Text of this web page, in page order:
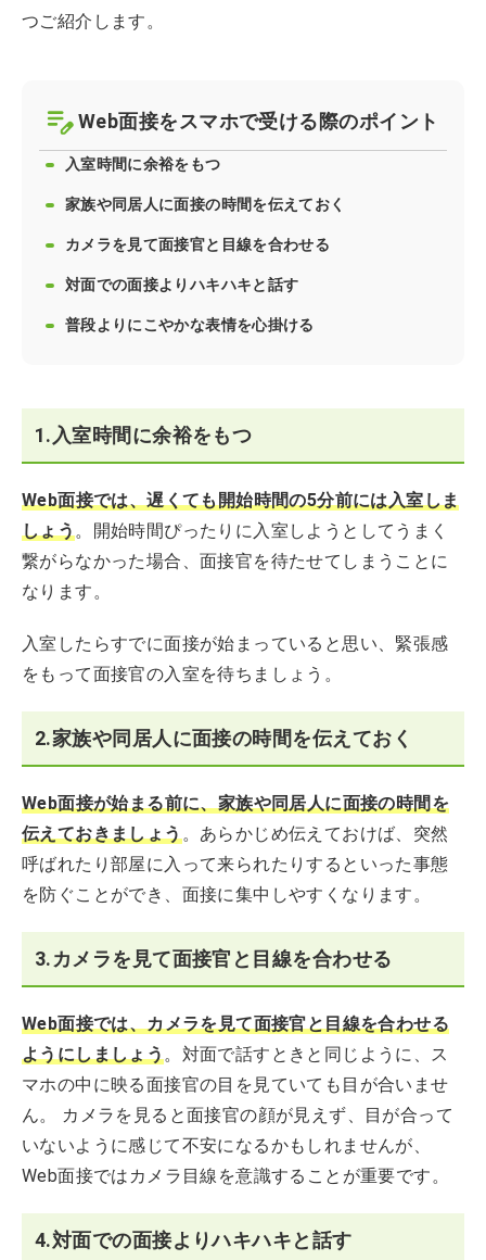
つご紹介します。
Web面接をスマホで受ける際のポイント
入室時間に余裕をもつ
家族や同居人に面接の時間を伝えておく
カメラを見て面接官と目線を合わせる
対面での面接よりハキハキと話す
普段よりにこやかな表情を心掛ける
1.入室時間に余裕をもつ
Web面接では、遅くても開始時間の5分前には入室しま
しょう。開始時間ぴったりに入室しようとしてうまく
繋がらなかった場合、面接官を待たせてしまうことに
なります。
入室したらすでに面接が始まっていると思い、緊張感
をもって面接官の入室を待ちましょう。
2.家族や同居人に面接の時間を伝えておく
Web面接が始まる前に、家族や同居人に面接の時間を
伝えておきましょう。あらかじめ伝えておけば、突然
呼ばれたり部屋に入って来られたりするといった事態
を防ぐことができ、面接に集中しやすくなります。
3.カメラを見て面接官と目線を合わせる
Web面接では、カメラを見て面接官と目線を合わせる
ようにしましょう。対面で話すときと同じように、ス
マホの中に映る面接官の目を見ていても目が合いませ
ん。 カメラを見ると面接官の顔が見えず、目が合って
いないように感じて不安になるかもしれませんが、
Web面接ではカメラ目線を意識することが重要です。
4.対面での面接よりハキハキと話す